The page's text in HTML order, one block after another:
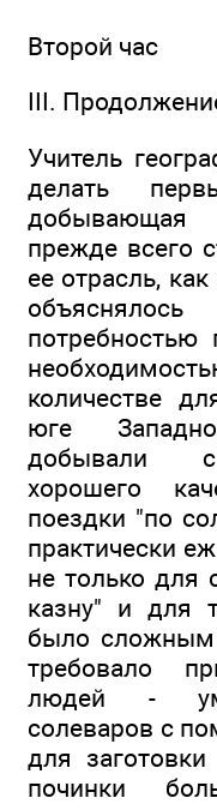
Второй час
III.
Учитель
делать
добывающая
прежде всего
ее отрасль,
потребностью
количестве
юге
добывали
хорошего
поездки "по
практически
не только для
казну" и для
было
требовало
людей -
солеваров с
для
починки